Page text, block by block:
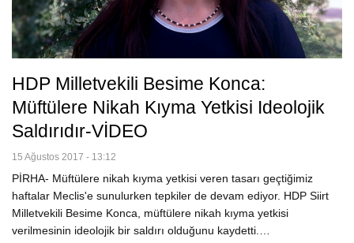
HDP Milletvekili Besime Konca:
Müftülere Nikah Kıyma Yetkisi Ideolojik
Saldırıdır-VİDEO
15 Ağustos 2017 - 13:12
PİRHA- Müftülere nikah kıyma yetkisi veren tasarı geçtiğimiz
haftalar Meclis'e sunulurken tepkiler de devam ediyor. HDP Siirt
Milletvekili Besime Konca, müftülere nikah kıyma yetkisi
verilmesinin ideolojik bir saldırı olduğunu kaydetti.…